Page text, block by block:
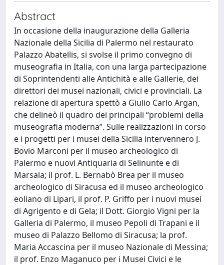
Abstract
In occasione della inaugurazione della Galleria
Nazionale della Sicilia di Palermo nel restaurato
Palazzo Abatellis, si svolse il primo convegno di
museografia in Italia, con una larga partecipazione
di Soprintendenti alle Antichità e alle Gallerie, dei
direttori dei musei nazionali, civici e provinciali. La
relazione di apertura spettò a Giulio Carlo Argan,
che delineò il quadro dei principali “problemi della
museografia moderna”. Sulle realizzazioni in corso
e i progetti per i musei della Sicilia intervennero J.
Bovio Marconi per il museo archeologico di
Palermo e nuovi Antiquaria di Selinunte e di
Marsala; il prof. L. Bernabò Brea per il museo
archeologico di Siracusa ed il museo archeologico
eoliano di Lipari, il prof. P. Griffo per i nuovi musei
di Agrigento e di Gela; il Dott. Giorgio Vigni per la
Galleria di Palermo, il museo Pepoli di Trapani e il
museo di Palazzo Bellomo di Siracusa; la prof.
Maria Accascina per il museo Nazionale di Messina;
il prof. Enzo Maganuco per i Musei Civici e le